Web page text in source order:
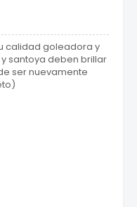
calidad goleadora y
santoya deben brillar
ser nuevamente